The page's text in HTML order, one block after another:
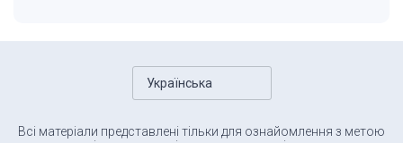
Українська
Всі матеріали представлені тільки для ознайомлення з метою